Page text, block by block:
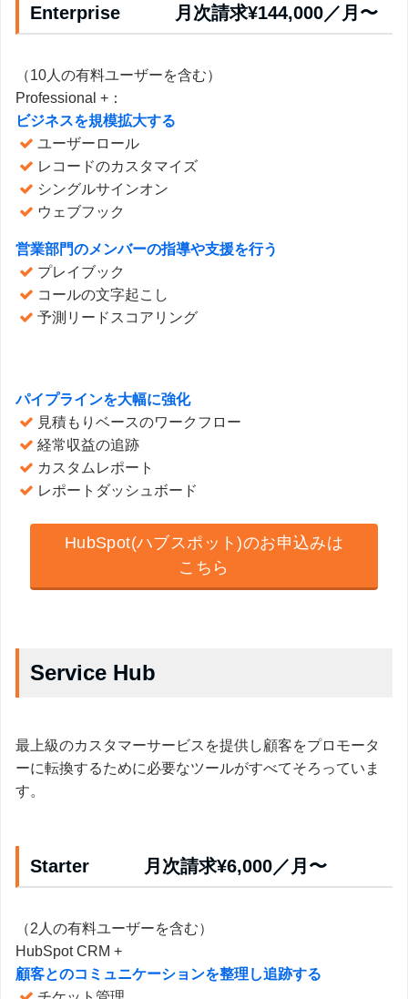
Enterprise 月次請求¥144,000／月〜
（10人の有料ユーザーを含む）
Professional +：
ビジネスを規模拡大する
ユーザーロール
レコードのカスタマイズ
シングルサインオン
ウェブフック
営業部門のメンバーの指導や支援を行う
プレイブック
コールの文字起こし
予測リードスコアリング
パイプラインを大幅に強化
見積もりベースのワークフロー
経常収益の追跡
カスタムレポート
レポートダッシュボード
HubSpot(ハブスポット)のお申込みは
こちら
Service Hub
最上級のカスタマーサービスを提供し顧客をプロモータ
ーに転換するために必要なツールがすべてそろっていま
す。
Starter 月次請求¥6,000／月〜
（2人の有料ユーザーを含む）
HubSpot CRM +
顧客とのコミュニケーションを整理し追跡する